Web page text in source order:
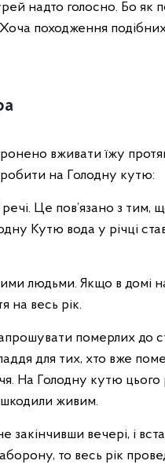
надто голосно. Бо як
походження
вживати їжу
на Голодну кутю:
Це пов’язано з тим,
Кутю вода у річці
людьми. Якщо в домі
на весь рік.
померлих до
для тих, хто вже
На Голодну кутю
шкодили живим.
вечері, і
то весь рік